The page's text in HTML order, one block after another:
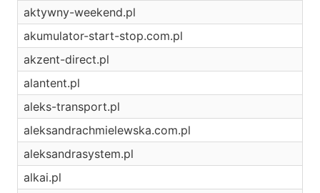
aktywny-weekend.pl
akumulator-start-stop.com.pl
akzent-direct.pl
alantent.pl
aleks-transport.pl
aleksandrachmielewska.com.pl
aleksandrasystem.pl
alkai.pl